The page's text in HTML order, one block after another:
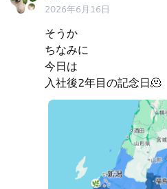
2026年6月16日
そうか
ちなみに
今日は
入社後2年目の記念日🫠